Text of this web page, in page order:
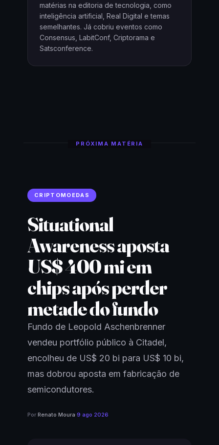
matérias na editoria de tecnologia, como
inteligência artificial, Real Digital e temas
semelhantes. Já cobriu eventos como
Consensus, LabitConf, Criptorama e
Satsconference.
PRÓXIMA MATÉRIA
CRIPTOMOEDAS
Situational
Awareness aposta
US$ 400 mi em
chips após perder
metade do fundo
Fundo de Leopold Aschenbrenner
vendeu portfólio público à Citadel,
encolheu de US$ 20 bi para US$ 10 bi,
mas dobrou aposta em fabricação de
semicondutores.
Por Renato Moura·9 ago 2026